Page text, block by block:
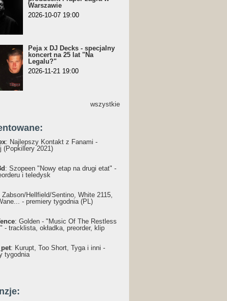
Warszawie
2026-10-07 19:00
Peja x DJ Decks - specjalny
koncert na 25 lat "Na
Legalu?"
2026-11-21 19:00
wszystkie
: Najlepszy Kontakt z Fanami -
(Popkillery 2021)
: Szopeen "Nowy etap na drugi etat" -
i teledysk
Żabson/Hellfield/Sentino, White 2115,
- premiery tygodnia (PL)
: Golden - "Music Of The Restless
- tracklista, okładka, preorder, klip
: Kurupt, Too Short, Tyga i inni -
tygodnia